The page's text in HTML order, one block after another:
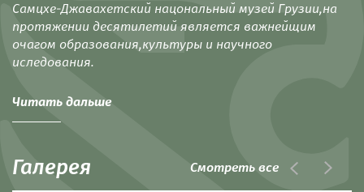
Самцхе-Джавахетский нацональный музей Грузии,на
протяжении десятилетий является важнейщим
очагом образования,культуры и научного
иследования.
Читать дальше
Галерея Смотреть все